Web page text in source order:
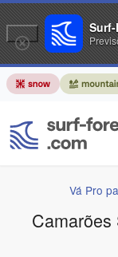
Vá Pro
Camarões